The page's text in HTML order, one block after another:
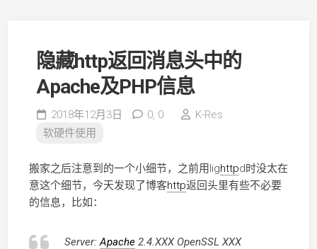
隐藏http返回消息头中的
Apache及PHP信息
2018年12月3日 0, 0
K-Res
软硬件使用
搬家之后注意到的一个小细节，之前用lighttpd时没太在
意这个细节，今天发现了博客http返回头里有些不必要
的信息，比如：
Server:Apache2.4.XXX OpenSSL XXX